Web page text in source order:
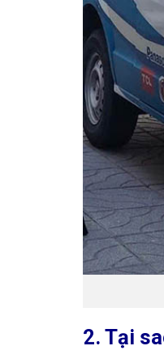
2. Tại